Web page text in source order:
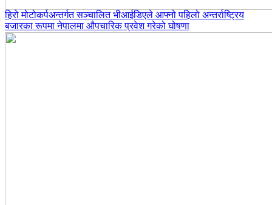
हिरो मोटोकर्पअन्तर्गत सञ्चालित भीआईडिएले आफ्नो पहिलो अन्तर्राष्ट्रिय
बजारका रूपमा नेपालमा औपचारिक प्रवेश गरेको घोषणा